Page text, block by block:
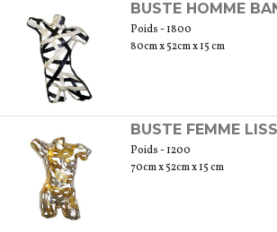
Poids - 1800
80cm x 52cm x 15 cm
BUSTE FEMME
Poids - 1200
70cm x 52cm x 15 cm